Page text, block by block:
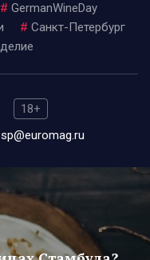
# GermanWineDay
# Санкт-Петербург
18+
sp@euromag.ru